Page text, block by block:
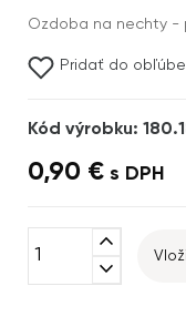
Ozdoba na nechty -
Pridať do
Kód výrobku:
0,90 € s DPH
expand_less
expand_more